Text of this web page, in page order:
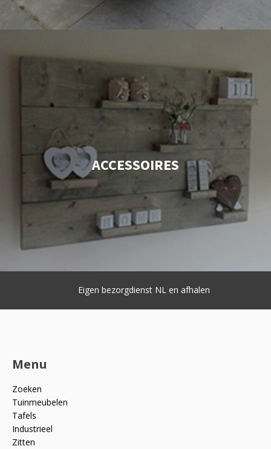
ACCESSOIRES
Eigen bezorgdienst NL en afhalen
Menu
Zoeken
Tuinmeubelen
Tafels
Industrieel
Zitten